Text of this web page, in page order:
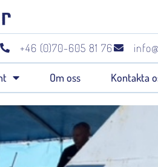
+46 (0)70-605 81 76
Om oss Kontakta